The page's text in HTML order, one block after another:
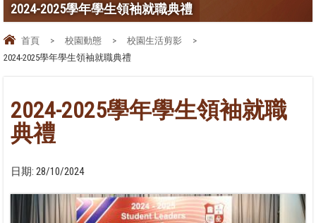
2024-2025學年學生領袖就職典禮
首頁 > 校園動態 > 校園生活剪影
>
2024-2025學年學生領袖就職典禮
2024-2025學年學生領袖就職
典禮
日期: 28/10/2024